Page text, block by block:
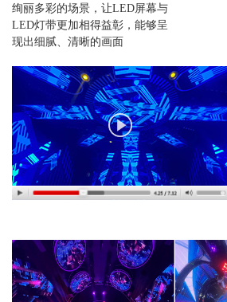
绚丽多彩的场景，让LED屏幕与
LED灯带更加相得益彰，能够呈
现出细腻、清晰的画面